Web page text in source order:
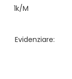
1k/m
Evidenziare: